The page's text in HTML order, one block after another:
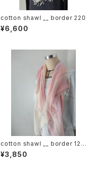
cotton shawl __ border 220
¥6,600
cotton shawl __ border 120
桜花w
¥3,850